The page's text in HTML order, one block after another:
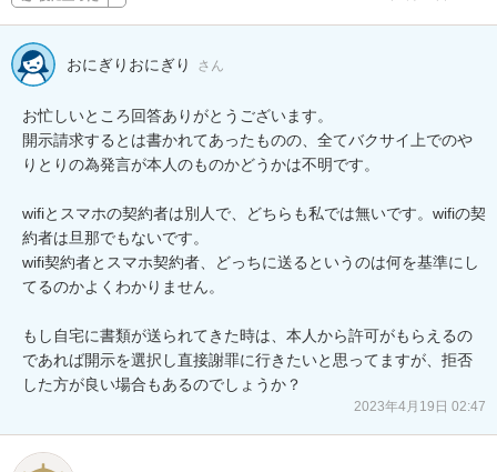
おにぎりおにぎり さん
お忙しいところ回答ありがとうございます。
開示請求するとは書かれてあったものの、全てバクサイ上でのや
りとりの為発言が本人のものかどうかは不明です。
wifiとスマホの契約者は別人で、どちらも私では無いです。wifiの契
約者は旦那でもないです。
wifi契約者とスマホ契約者、どっちに送るというのは何を基準にし
てるのかよくわかりません。
もし自宅に書類が送られてきた時は、本人から許可がもらえるの
であれば開示を選択し直接謝罪に行きたいと思ってますが、拒否
2023年4月19日 02:47